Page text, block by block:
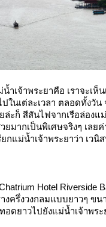
ำเจ้าพระยาคือ เราจะเห็
ในเต่ละเวลา ตลอดทั้งวั
ะก็ สีสันไฟจากเรือล่องแ
ยมากเป็นพิเศษจริงๆ เลยค่
กแม่น้ำเจ้าพระยาว่า เวนิ
Hotel Riverside
างครึ่งวงกลมแบบยาวๆ
อดยาวไปยังแม่น้ำเจ้าพระ